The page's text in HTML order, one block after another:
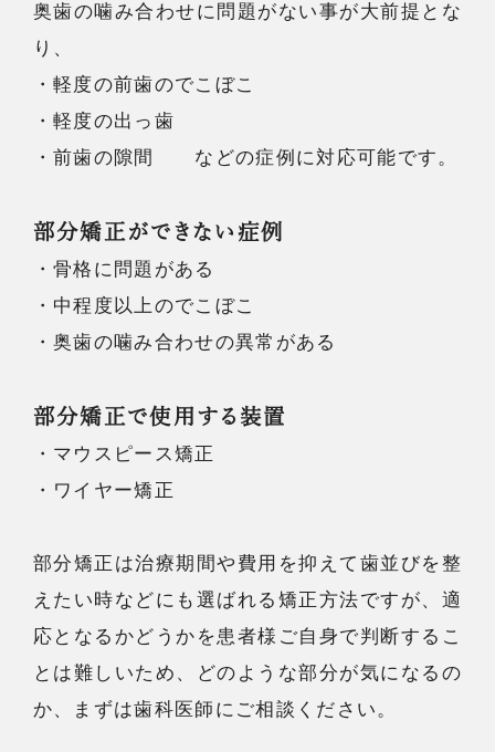
奥歯の噛み合わせに問題がない事が大前提とな
り、
・軽度の前歯のでこぼこ
・軽度の出っ歯
・前歯の隙間 などの症例に対応可能です。
部分矯正ができない症例
・骨格に問題がある
・中程度以上のでこぼこ
・奥歯の噛み合わせの異常がある
部分矯正で使用する装置
・マウスピース矯正
・ワイヤー矯正
部分矯正は治療期間や費用を抑えて歯並びを整
えたい時などにも選ばれる矯正方法ですが、適
応となるかどうかを患者様ご自身で判断するこ
とは難しいため、どのような部分が気になるの
か、まずは歯科医師にご相談ください。